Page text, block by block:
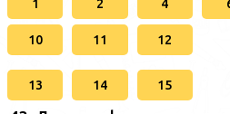
1 2 4
10 11 12
13 14 15